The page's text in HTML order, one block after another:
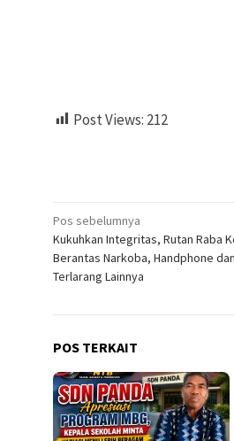
Post Views: 212
Navigasi
pos
Pos sebelumnya
Kukuhkan Integritas, Rutan Raba
Berantas Narkoba, Handphone
Terlarang Lainnya
POS TERKAIT